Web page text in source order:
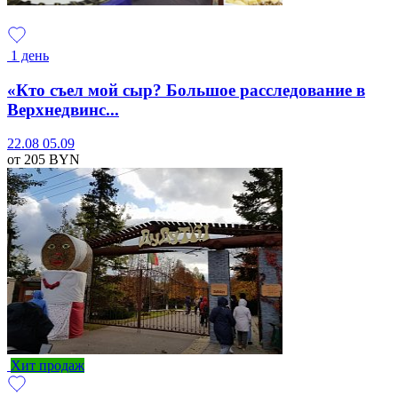
1 день
«Кто съел мой сыр? Большое расследование в
Верхнедвинс...
22.08 05.09
от 205 BYN
Хит продаж